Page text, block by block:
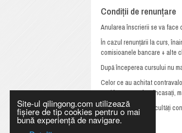
Site-ul qilingong.com utilizează
fișiere de tip cookies pentru o mai
bună experiență de navigare.
Condiții de renunțare
Anularea înscrierii se va face
În cazul renunțării la curs,
comisioanele bancare + alte
După începerea cursului nu
Celor ce au achitat
mod în care au fost încasați,
Dacă întâmpinați dificultăți
orele 10:00-19:00